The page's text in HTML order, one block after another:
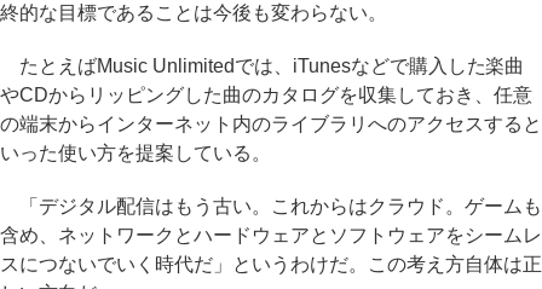
終的な目標であることは今後も変わらない。
たとえばMusic Unlimitedでは、iTunesなどで購入した楽曲
やCDからリッピングした曲のカタログを収集しておき、任意
の端末からインターネット内のライブラリへのアクセスすると
いった使い方を提案している。
「デジタル配信はもう古い。これからはクラウド。ゲームも
含め、ネットワークとハードウェアとソフトウェアをシームレ
スにつないでいく時代だ」というわけだ。この考え方自体は正